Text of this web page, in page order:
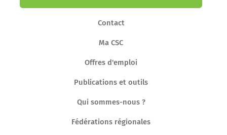
Contact
Ma CSC
Offres d'emploi
Publications et outils
Qui sommes-nous ?
Fédérations régionales